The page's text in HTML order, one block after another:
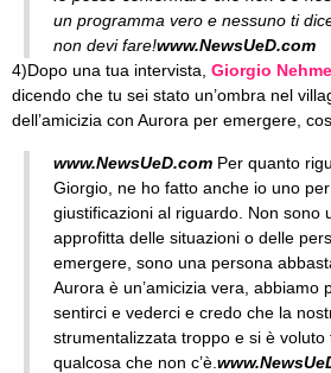
un programma vero e nessuno ti
non devi fare!www.NewsUeD.com
4)Dopo una tua intervista, Giorgio Nehme
dicendo che tu sei stato un’ombra nel
dell’amicizia con Aurora per emergere,
www.NewsUeD.com Per quanto
Giorgio, ne ho fatto anche io uno
giustificazioni al riguardo. Non sono
approfitta delle situazioni o delle
emergere, sono una persona
Aurora è un’amicizia vera, abbiamo
sentirci e vederci e credo che la
strumentalizzata troppo e si è voluto
qualcosa che non c’è.